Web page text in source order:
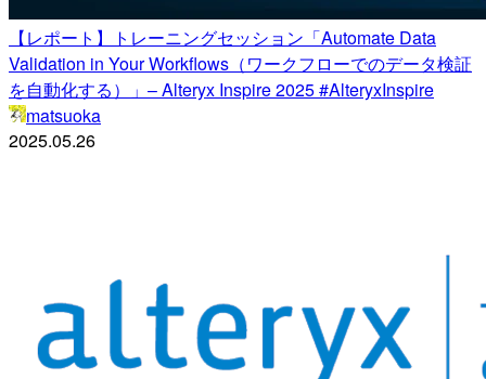
【レポート】トレーニングセッション「Automate Data
Validation in Your Workflows（ワークフローでのデータ検証
を自動化する）」– Alteryx Inspire 2025 #AlteryxInspire
matsuoka
2025.05.26